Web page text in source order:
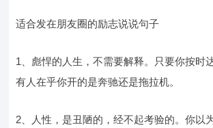
适合发在朋友圈的励志说说句子
1、彪悍的人生，不需要解释。只要你按时
有人在乎你开的是奔驰还是拖拉机。
2、人性，是丑陋的，经不起考验的。你以